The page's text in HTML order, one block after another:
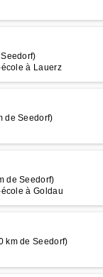
à Lauerz
de Seedorf)
de Seedorf)
à Goldau
km de Seedorf)